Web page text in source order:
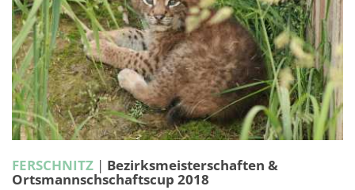
FERSCHNITZ | Bezirksmeisterschaften &
Ortsmannschschaftscup 2018